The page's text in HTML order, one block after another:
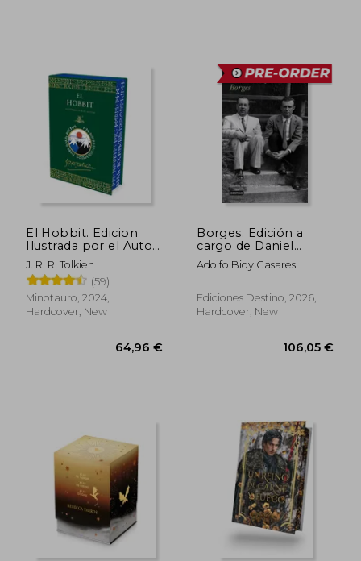
59,77 €
El Hobbit. Edicion
Ilustrada por el Autor
(in Spanish)
J. R. R. Tolkien
(59)
Minotauro, 2024,
Hardcover, New
Borges. Edición a
cargo de Daniel
Martino (in Spanish)
Adolfo Bioy Casares
Ediciones Destino, 2026,
Hardcover, New